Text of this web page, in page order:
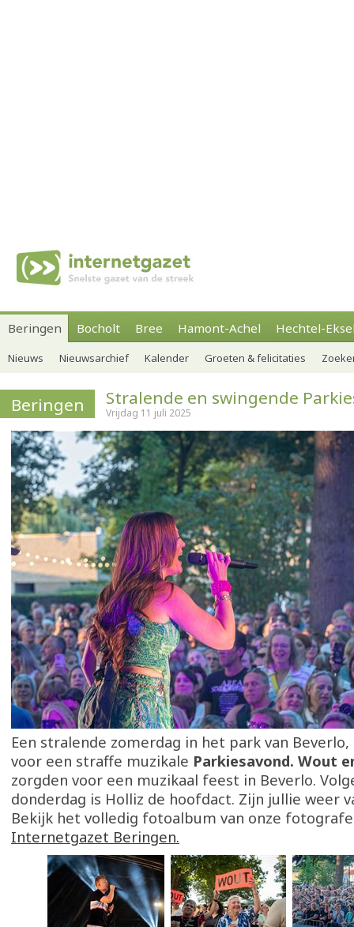
Beringen Bocholt Bree Hamont-Achel Hechtel-
Nieuws Nieuwsarchief Kalender Groeten & felicitaties
Beringen Stralende en swingende
Vrijdag 11 juli 2025
Een stralende zomerdag in het park van
voor een straffe muzikale Parkiesavond. Wout
zorgden voor een muzikaal feest in Beverlo.
donderdag is Holliz de hoofdact. Zijn jullie weer
Bekijk het volledig fotoalbum van onze
Internetgazet Beringen.